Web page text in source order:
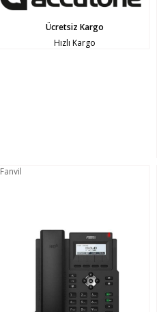
Ücretsiz Kargo
Hızlı Kargo
Fanvil